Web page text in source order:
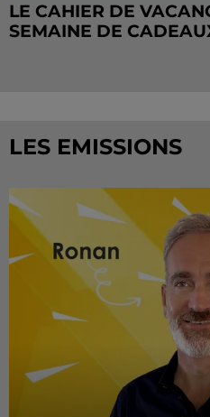
LE CAHIER DE
SEMAINE DE
LES EMISSIONS